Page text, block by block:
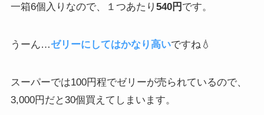
一箱6個入りなので、１つあたり 540円 です。
うーん…ゼリーにしてはかなり高いですね💧
スーパーでは100円程でゼリーが売られているので、
3,000円だと30個買えてしまいます。